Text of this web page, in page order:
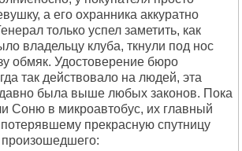
а его охранника аккуратно
только успел заметить, как
владельцу клуба, ткнули под нос
обмяк. Удостоверение бюро
так действовало на людей, эта
была выше любых законов. Пока
Соню в микроавтобус, их главный
прекрасную спутницу